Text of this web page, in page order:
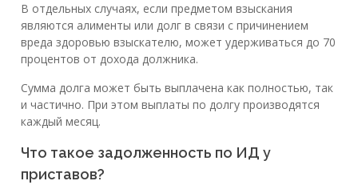
В отдельных случаях, если предметом взыскания
являются алименты или долг в связи с причинением
вреда здоровью взыскателю, может удерживаться до 70
процентов от дохода должника.
Сумма долга может быть выплачена как полностью, так
и частично. При этом выплаты по долгу производятся
каждый месяц.
Что такое задолженность по ИД у
приставов?